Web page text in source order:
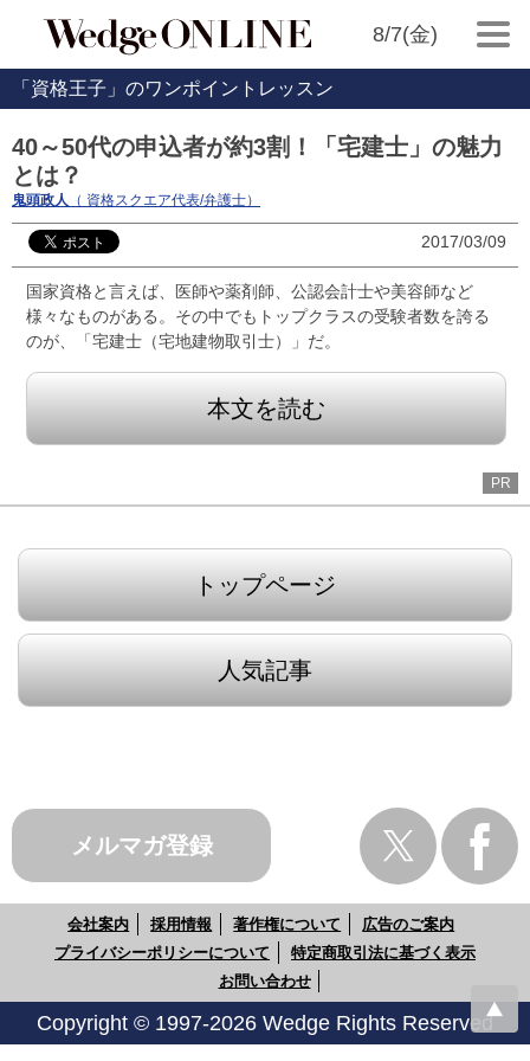
8/7(金)
「資格王子」のワンポイントレッスン
40～50代の申込者が約3割！「宅建士」の魅力
とは？
鬼頭政人 （ 資格スクエア代表/弁護士）
2017/03/09
国家資格と言えば、医師や薬剤師、公認会計士や美容師など
様々なものがある。その中でもトップクラスの受験者数を誇る
のが、「宅建士（宅地建物取引士）」だ。
本文を読む
PR
トップページ
人気記事
メルマガ登録
会社案内 採用情報 著作権について
広告のご案内
プライバシーポリシーについて
特定商取引法に基づく表示
お問い合わせ
Copyright © 1997-2026 Wedge Rights Reserved